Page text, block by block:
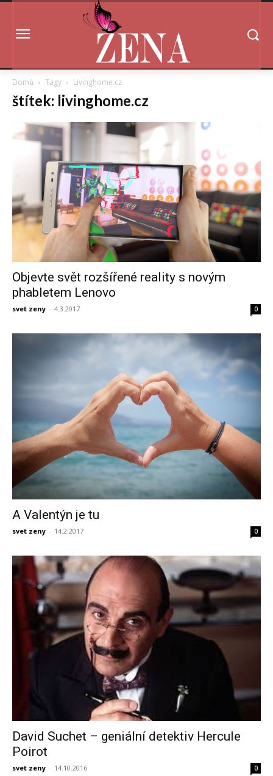
Domů Tagy Livinghome.cz
štítek: livinghome.cz
Objevte svět rozšířené reality s novým
phabletem Lenovo
svet zeny - 4.3.2017 0
A Valentýn je tu
svet zeny - 14.2.2017 0
David Suchet – geniální detektiv Hercule
Poirot
svet zeny - 14.10.2016 0